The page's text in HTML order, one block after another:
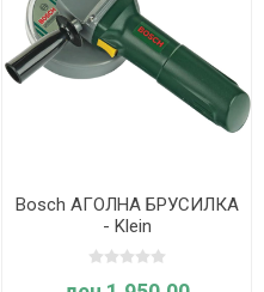
Bosch АГОЛНА БРУСИЛКА
- Klein